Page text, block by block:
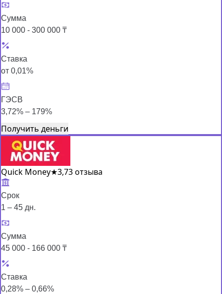
Сумма
10 000 - 300 000 ₸
Ставка
от 0,01%
ГЭСВ
3,72% – 179%
Получить деньги
Quick Money★3,73 отзыва
Срок
1 – 45 дн.
Сумма
45 000 - 166 000 ₸
Ставка
0,28% – 0,66%